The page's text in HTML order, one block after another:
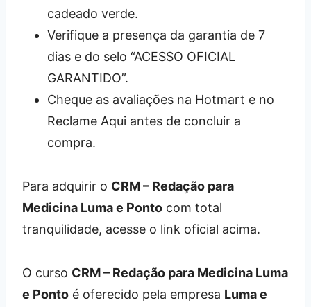
cadeado verde.
Verifique a presença da garantia de 7
dias e do selo “ACESSO OFICIAL
GARANTIDO”.
Cheque as avaliações na Hotmart e no
Reclame Aqui antes de concluir a
compra.
Para adquirir o CRM – Redação para
Medicina Luma e Ponto com total
tranquilidade, acesse o link oficial acima.
O curso CRM – Redação para Medicina Luma
e Ponto é oferecido pela empresa Luma e